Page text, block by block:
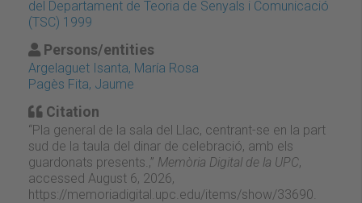
del Departament de Teoria de Senyals i Comunicació
(TSC) 1999
Persons/entities
Argelaguet Isanta, María Rosa
Pagès Fita, Jaume
Citation
“Pla general de la sala del Llac, centrant-se en la part
sud de la taula del dinar de celebració, amb els
guardonats presents.,” Memòria Digital de la UPC,
accessed August 6, 2026,
https://memoriadigital.upc.edu/items/show/33690